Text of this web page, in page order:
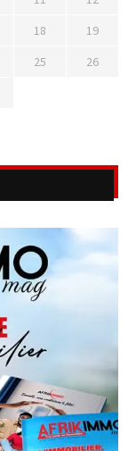
18
19
25
26